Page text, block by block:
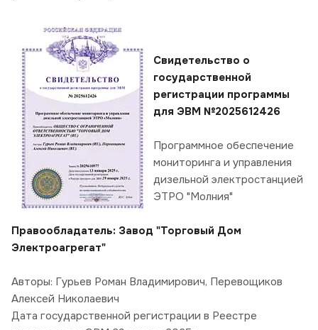
Свидетельство о
государственной
регистрации программы
для ЭВМ №2025612426
Программное обеспечение
мониторинга и управления
дизельной электростанцией
ЭТРО "Молния"
Правообладатель: Завод "Торговый Дом
Электроагрегат"
Авторы: Гурьев Роман Владимирович, Перевощиков
Алексей Николаевич
Дата государственной регистрации в Реестре